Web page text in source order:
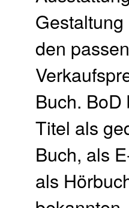
den
Buch.​ BoD
Titel als
Buch, als
als